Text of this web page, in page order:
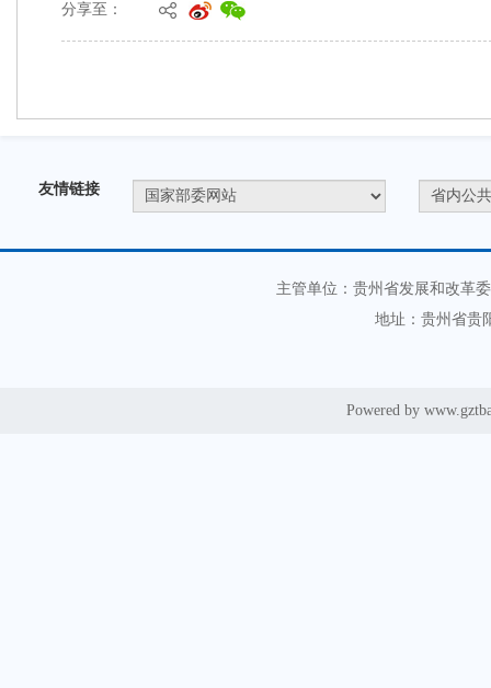
分享至：
友情链接
主管单位：贵州省发展和改革
地址：贵州省贵
Powered by